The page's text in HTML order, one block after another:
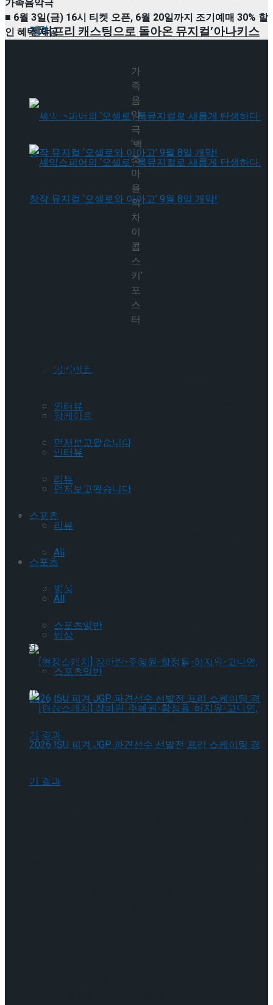
젠더프리 캐스팅으로 돌아온 뮤지컬’아나키스
셰익스피어의 ‘오셀로’, 록뮤지컬로 새롭게 탄생
하다.창작 뮤지컬 ‘오셀로와 이아고’ 9월 8일 개
앙케이트
인터뷰
먼저보고왔습니다
리뷰
스포츠
All
빙상
스포츠일반
[현장스케치] 장하린-주혜원-황정율-허지유-
젠더프리 캐스팅으로 돌아온 뮤지컬’아나키스
트’ 9월 개막
셰익스피어의 ‘오셀로’, 록뮤지컬로 새롭게 탄생
하다.창작 뮤지컬 ‘오셀로와 이아고’ 9월 8일 개
Trending Tags
앙케이트
인터뷰
먼저보고왔습니다
리뷰
스포츠
All
빙상
스포츠일반
가족음악극
■ 6월 3일(금) 16시 티켓 오픈, 6월 20일까지 조기예매 30% 할
인 혜택 제공
가
족
음
악
극
‘백
조
마
을
의
차
이
콥
스
키’
포
스
터
차이콥스키>’)를 오는 7월 22일(금)부터 7월 31일(일)까지 세
‘세종 어린이 시리즈’의 두 번째 프로그램인 <백조마을의 차이
콥스키>는 작곡가 차이콥스키의 대표 작품 중 발레 모음곡 <
리의 춤> 등을 어린이 관객의 눈높이에 맞춰 새롭게 편곡하여
이야기와 함께 구성한 클래식 음악극이다. 전 국립발레단 수석
무용수 김지영이 안무로 참여하였고 다수의 음악극 작업으로
호흡을 맞춰온 신동일 작곡가, 장수철 연출, 이현수 작가가 함
좋은 <백조마을의 차이콥스키>는
하며, 6월 20일(월)까지 조기 예매 시 30% 할인 혜택도 제공
한다. 입장료 3~4만원, 공연문의 02-399-1000(세종문화티켓).
등을 새롭게 보고, 쉽게 듣는 가족음악극
<백조마을의 차이콥스키>는 온 가족이 함께 즐길 수 있도록
익숙한 차이콥스키의 대표 작품을 새롭게 편곡하여 음악극으
로 구성했다. 발레 모음곡 <백조의 호수>의 ‘정경’, ‘왈츠’, <피아
노 협주곡 1번>, 발레 모음곡 <호두까기 인형>의 ‘갈대피리의
춤’ 등 친근한 곡들을 10인조 앙상블이 라이브 연주로 들려줄
예정이다. 또한, <백조의 호수>를 배경으로 ‘음악선생님 차이
콥스키’ 캐릭터를 두어, 어린이의 눈높이에 맞춰 이야기를 들
도록 구성하였다. 이번 가족음악극을 통하여 클래식 작품을 새
롭고 또 쉽게 만나볼 수 있을 것으로 기대를 모은다.
발레리나 김지영이 안무에 참여하고 최고의 제작진이 함께 완